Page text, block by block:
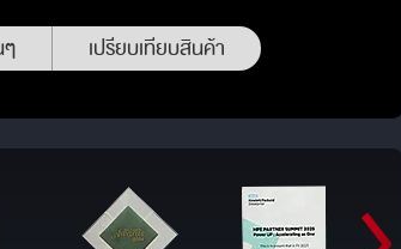
เปรียบเทียบสินค้า